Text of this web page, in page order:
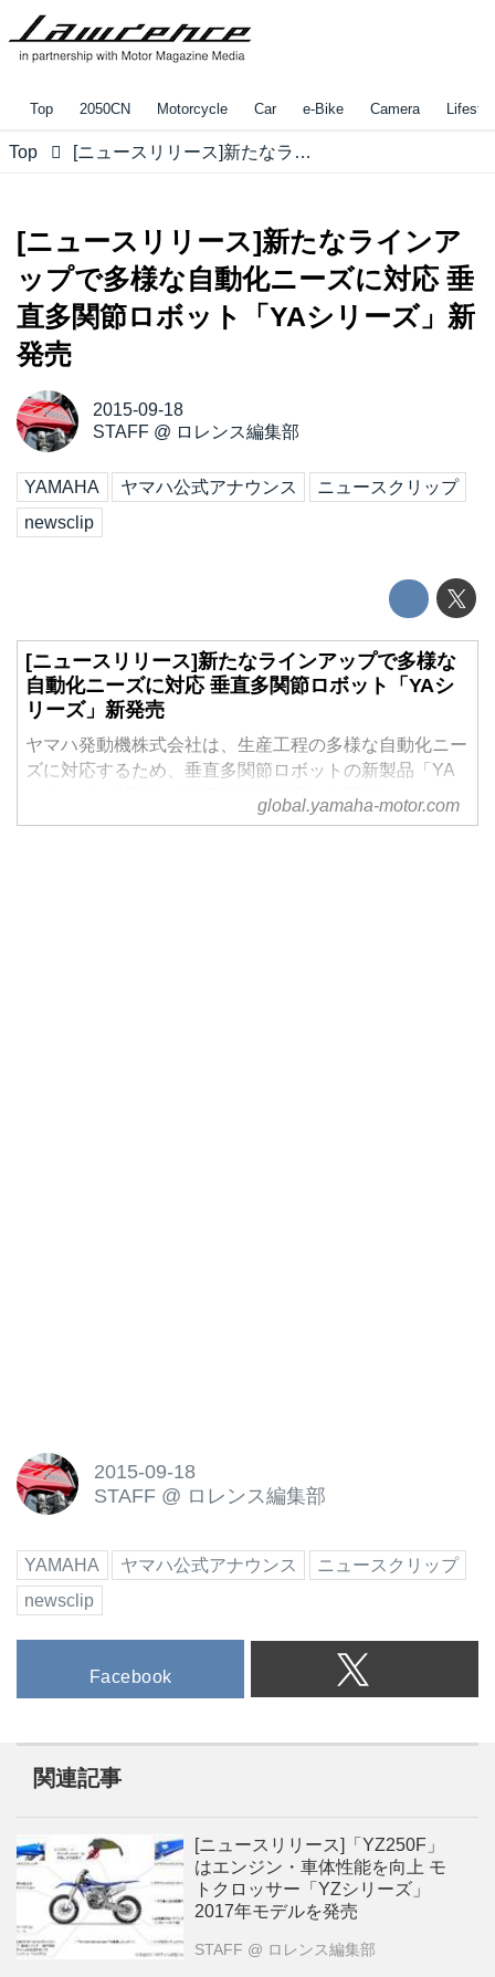
Top 2050CN Motorcycle Car e-Bike Camera
Top [ニュースリリース]新たなラインアップで多様な自動化ニーズに対応 垂直多関節ロボット「YAシリーズ」新発売
[ニュースリリース]新たなラインア
ップで多様な自動化ニーズに対応 垂
直多関節ロボット「YAシリーズ」新
発売
2015-09-18
STAFF@ ロレンス編集部
YAMAHA ヤマハ公式アナウンス
ニュースクリップ
newsclip
[ニュースリリース]新たなラインアップで多様な
自動化ニーズに対応 垂直多関節ロボット「YAシ
リーズ」新発売
ヤマハ発動機株式会社は、生産工程の多様な自動化ニー
ズに対応するため、垂直多関節ロボットの新製品「YA
シリーズ」8機種を2015年12月10日から販売します。
global.yamaha-motor.com
2015-09-18
STAFF @ ロレンス編集部
YAMAHA ヤマハ公式アナウンス
ニュースクリップ
newsclip
Facebook
関連記事
[ニュースリリース]「YZ250F」
はエンジン・車体性能を向上 モ
トクロッサー「YZシリーズ」
2017年モデルを発売
STAFF @ ロレンス編集部